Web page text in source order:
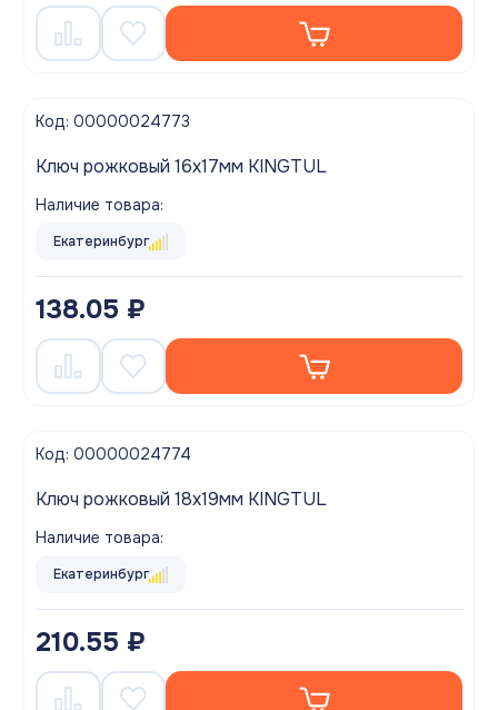
Код: 00000024773
Ключ рожковый 16х17мм KINGTUL
Наличие товара:
Екатеринбург
138.05 ₽
Код: 00000024774
Ключ рожковый 18х19мм KINGTUL
Наличие товара:
Екатеринбург
210.55 ₽